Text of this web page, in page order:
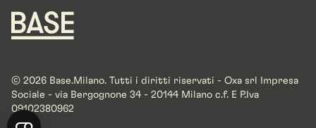
© 2026 Base.Milano. Tutti i diritti riservati - Oxa srl Impresa
Sociale - via Bergognone 34 - 20144 Milano c.f. E P.Iva
09102380962